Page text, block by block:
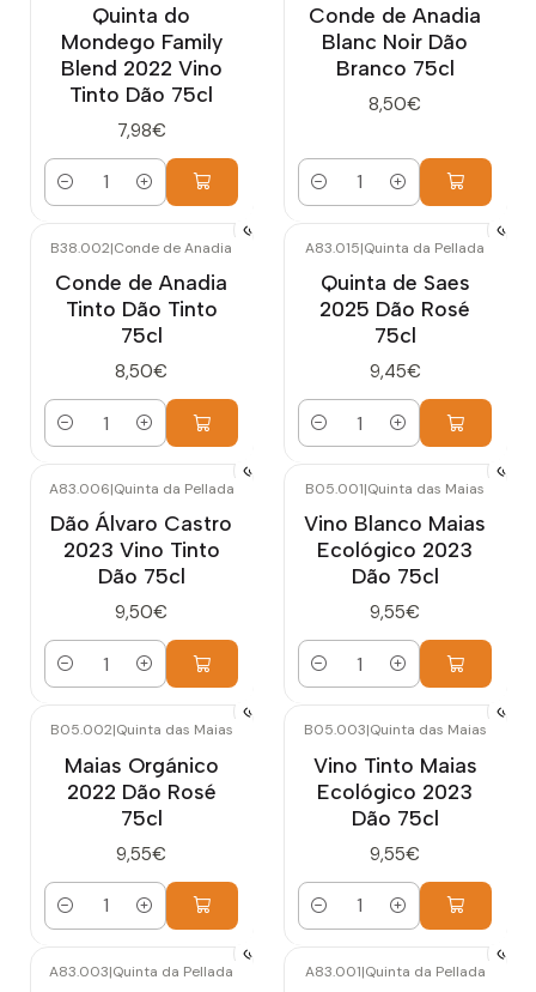
Quinta do
Mondego Family
Blend 2022 Vino
Tinto Dão 75cl
7,98€
Cantidad
Conde de Anadia
Blanc Noir Dão
Branco 75cl
8,50€
Cantidad
B38.002|Conde de Anadia
Conde de Anadia
Tinto Dão Tinto
75cl
8,50€
Cantidad
A83.015|Quinta da Pellada
Quinta de Saes
2025 Dão Rosé
75cl
9,45€
Cantidad
A83.006|Quinta da Pellada
Dão Álvaro Castro
2023 Vino Tinto
Dão 75cl
9,50€
Cantidad
B05.001|Quinta das Maias
Vino Blanco Maias
Ecológico 2023
Dão 75cl
9,55€
Cantidad
B05.002|Quinta das Maias
Maias Orgánico
2022 Dão Rosé
75cl
9,55€
Cantidad
B05.003|Quinta das Maias
Vino Tinto Maias
Ecológico 2023
Dão 75cl
9,55€
Cantidad
A83.003|Quinta da Pellada A83.001|Quinta da Pellada